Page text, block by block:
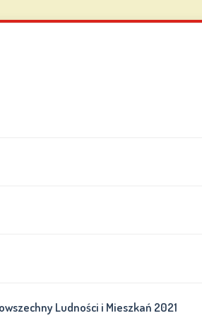
Ludności i Mieszkań 2021